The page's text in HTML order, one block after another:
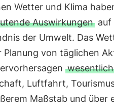
Wetter und Klima
Auswirkungenauf
der Umwelt. Das
Planung von täglichen
Luftfahrt,
Maßstab und über